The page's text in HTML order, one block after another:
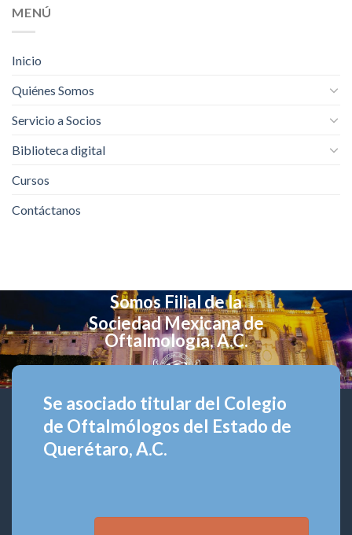
MENÚ
Inicio
Quiénes Somos
Servicio a Socios
Biblioteca digital
Cursos
Contáctanos
Somos Filial de la
Sociedad Mexicana de
Oftalmología, A.C.
Se asociado titular del Colegio
de Oftalmólogos del Estado de
Querétaro, A.C.